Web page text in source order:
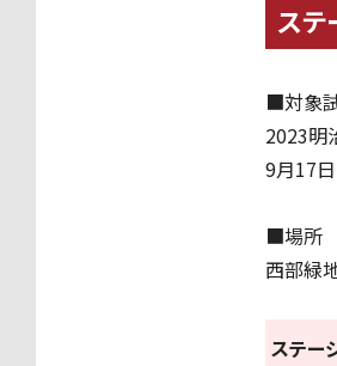
ステ
■対象
2023明
9月17日
■場所
西部緑
ステー